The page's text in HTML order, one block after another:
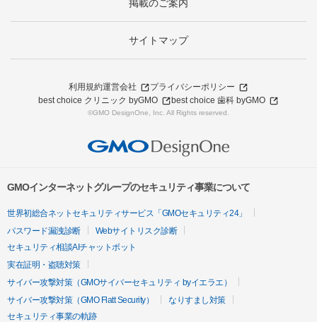
掲載のご案内
サイトマップ
利用規約運営会社
プライバシーポリシー
best choice クリニック byGMO
best choice 歯科 byGMO
©GMO DesignOne, Inc. All Rights reserved.
GMOインターネットグループのセキュリティ事業について
世界初総合ネットセキュリティサービス「GMOセキュリティ24」
パスワード漏洩診断
Webサイトリスク診断
セキュリティ相談AIチャットボット
実在証明・盗聴対策
サイバー攻撃対策（GMOサイバーセキュリティ byイエラエ）
サイバー攻撃対策（GMO Flatt Security）
なりすまし対策
セキュリティ事業の軌跡